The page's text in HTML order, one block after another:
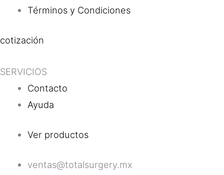
Términos y Condiciones
cotización
SERVICIOS
Contacto
Ayuda
Ver productos
ventas@totalsurgery.mx